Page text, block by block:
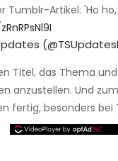
Tumblr-Artikel: 'Ho
Titel, das Thema
anzustellen. Und
fertig, besonders bei